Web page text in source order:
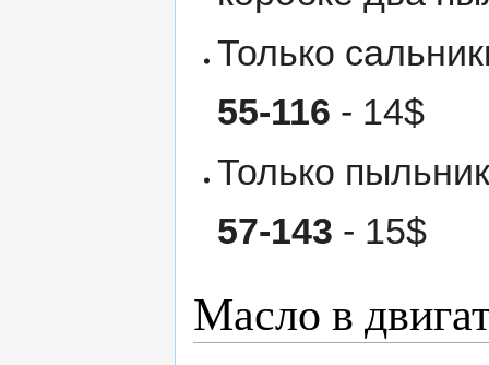
Только
55-116 - 14$
Только
57-143 - 15$
Масло в